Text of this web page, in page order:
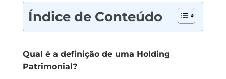
Índice de Conteúdo
Qual é a definição de uma Holding
Patrimonial?